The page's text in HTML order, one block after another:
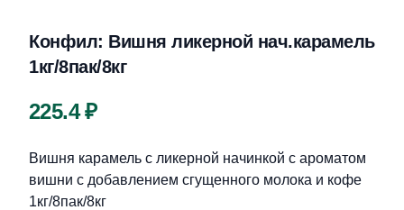
Конфил: Вишня ликерной нач.карамель
1кг/8пак/8кг
225.4 ₽
Описание
Вишня карамель с ликерной начинкой с ароматом
вишни с добавлением сгущенного молока и кофе
1кг/8пак/8кг